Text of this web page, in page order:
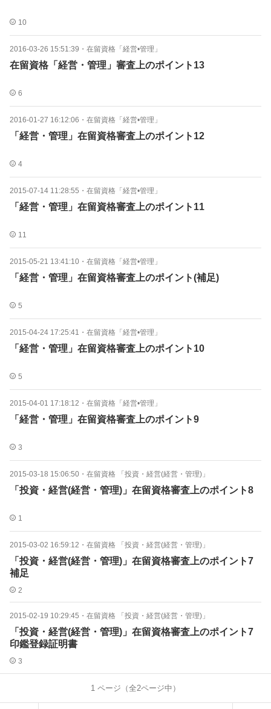
10
2016-03-26 15:51:39 ・ 在留資格「経営•管理」
在留資格「経営・管理」審査上のポイント13
6
2016-01-27 16:12:06 ・ 在留資格「経営•管理」
「経営・管理」在留資格審査上のポイント12
4
2015-07-14 11:28:55 ・ 在留資格「経営•管理」
「経営・管理」在留資格審査上のポイント11
11
2015-05-21 13:41:10 ・ 在留資格「経営•管理」
「経営・管理」在留資格審査上のポイント(補足)
5
2015-04-24 17:25:41 ・ 在留資格「経営•管理」
「経営・管理」在留資格審査上のポイント10
5
2015-04-01 17:18:12 ・ 在留資格「経営•管理」
「経営・管理」在留資格審査上のポイント9
3
2015-03-18 15:06:50 ・ 在留資格 「投資・経営(経営・管理)」
「投資・経営(経営・管理)」在留資格審査上のポイント8
1
2015-03-02 16:59:12 ・ 在留資格 「投資・経営(経営・管理)」
「投資・経営(経営・管理)」在留資格審査上のポイント7
補足
2
2015-02-19 10:29:45 ・ 在留資格 「投資・経営(経営・管理)」
「投資・経営(経営・管理)」在留資格審査上のポイント7
印鑑登録証明書
3
1 ページ（全2ページ中）